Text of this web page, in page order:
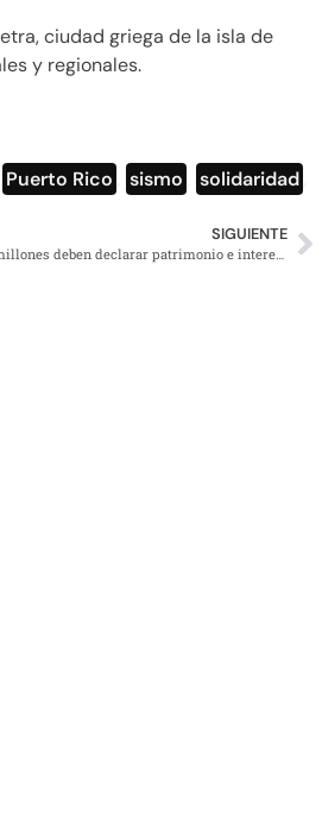
ciudad griega de la isla de
y regionales.
Puerto Rico sismo solidaridad
SIGUIENTE
Obligatorio: 1.6 millones deben declarar patrimonio e intereses